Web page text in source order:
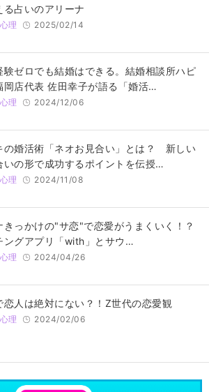
る占いのアリーナ
理 2025/02/14
験ゼロでも結婚はできる。結婚相談所ハピ
岡店代表 佐田幸子が語る「婚活…
理 2024/12/06
の婚活術「ネオお見合い」とは？ 新しい
いの形で成功するポイントを伝授…
理 2024/11/08
きっかけの"サ恋"で恋愛がうまくいく！？
ングアプリ「with」とサウ…
理 2024/04/26
恋人は絶対にない？！Z世代の恋愛観
理 2024/02/06